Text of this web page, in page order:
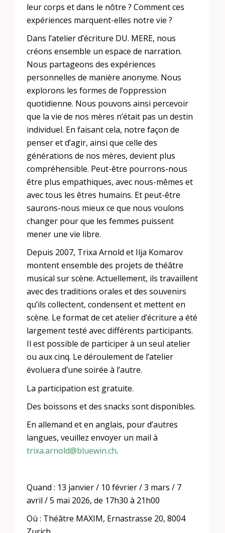
leur corps et dans le nôtre ? Comment ces
expériences marquent-elles notre vie ?
Dans l’atelier d’écriture DU. MERE, nous
créons ensemble un espace de narration.
Nous partageons des expériences
personnelles de manière anonyme. Nous
explorons les formes de l’oppression
quotidienne. Nous pouvons ainsi percevoir
que la vie de nos mères n’était pas un destin
individuel. En faisant cela, notre façon de
penser et d’agir, ainsi que celle des
générations de nos mères, devient plus
compréhensible. Peut-être pourrons-nous
être plus empathiques, avec nous-mêmes et
avec tous les êtres humains. Et peut-être
saurons-nous mieux ce que nous voulons
changer pour que les femmes puissent
mener une vie libre.
Depuis 2007, Trixa Arnold et Ilja Komarov
montent ensemble des projets de théâtre
musical sur scène. Actuellement, ils travaillent
avec des traditions orales et des souvenirs
qu’ils collectent, condensent et mettent en
scène. Le format de cet atelier d’écriture a été
largement testé avec différents participants.
Il est possible de participer à un seul atelier
ou aux cinq. Le déroulement de l’atelier
évoluera d’une soirée à l’autre.
La participation est gratuite.
Des boissons et des snacks sont disponibles.
En allemand et en anglais, pour d’autres
langues, veuillez envoyer un mail à
trixa.arnold@bluewin.ch.
Quand : 13 janvier / 10 février / 3 mars / 7
avril / 5 mai 2026, de 17h30 à 21h00
Où : Théâtre MAXIM, Ernastrasse 20, 8004